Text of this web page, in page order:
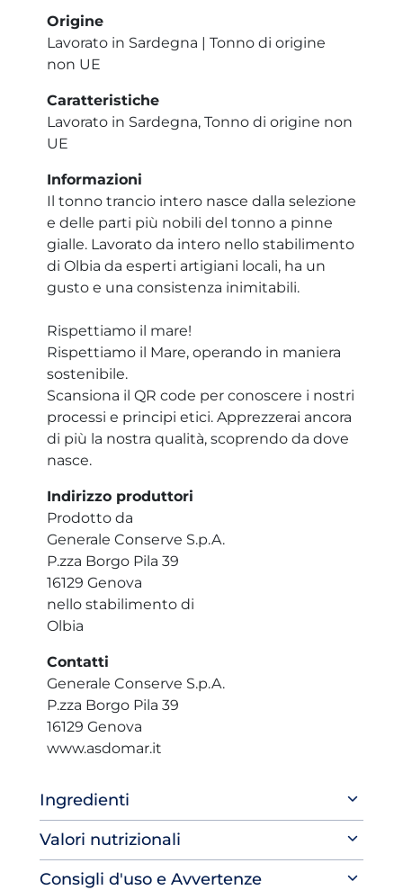
Origine
Lavorato in Sardegna | Tonno di origine
non UE
Caratteristiche
Lavorato in Sardegna, Tonno di origine non
UE
Informazioni
Il tonno trancio intero nasce dalla selezione
e delle parti più nobili del tonno a pinne
gialle. Lavorato da intero nello stabilimento
di Olbia da esperti artigiani locali, ha un
gusto e una consistenza inimitabili.
Rispettiamo il mare!
Rispettiamo il Mare, operando in maniera
sostenibile.
Scansiona il QR code per conoscere i nostri
processi e principi etici. Apprezzerai ancora
di più la nostra qualità, scoprendo da dove
nasce.
Indirizzo produttori
Prodotto da
Generale Conserve S.p.A.
P.zza Borgo Pila 39
16129 Genova
nello stabilimento di
Olbia
Contatti
Generale Conserve S.p.A.
P.zza Borgo Pila 39
16129 Genova
www.asdomar.it
Ingredienti
Valori nutrizionali
Consigli d'uso e Avvertenze